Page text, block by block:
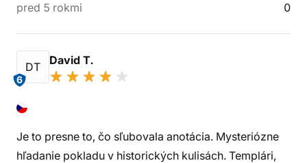
pred 5 rokmi 0
DT
6
David T.
Je to presne to, čo sľubovala anotácia. Mysteriózne
hľadanie pokladu v historických kulisách. Templári,